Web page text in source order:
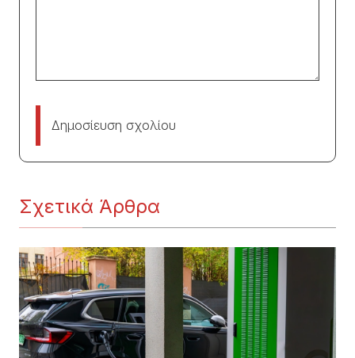
Δημοσίευση σχολίου
Σχετικά Άρθρα